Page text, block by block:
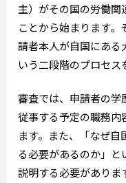
主）がその国の労働関
ことから始まります。
請者本人が自国にある
いう二段階のプロセス
審査では、申請者の学
従事する予定の職務内
ます。また、「なぜ
る必要があるのか」と
説明する必要がありま